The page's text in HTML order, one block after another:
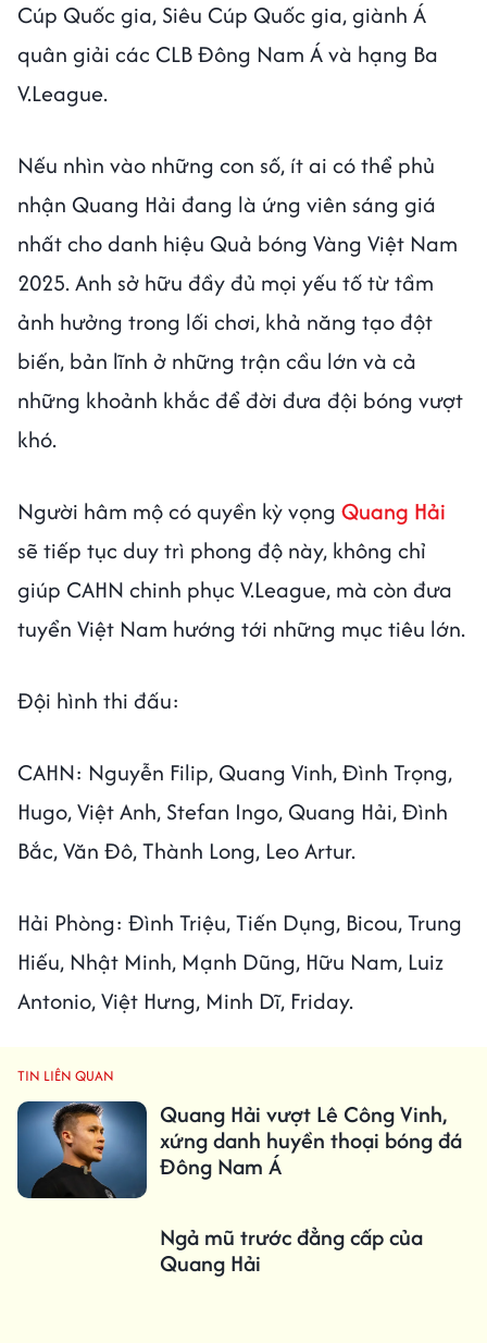
Cúp Quốc gia, Siêu Cúp Quốc gia, giành Á
quân giải các CLB Đông Nam Á và hạng Ba
V.League.
Nếu nhìn vào những con số, ít ai có thể phủ
nhận Quang Hải đang là ứng viên sáng giá
nhất cho danh hiệu Quả bóng Vàng Việt Nam
2025. Anh sở hữu đầy đủ mọi yếu tố từ tầm
ảnh hưởng trong lối chơi, khả năng tạo đột
biến, bản lĩnh ở những trận cầu lớn và cả
những khoảnh khắc để đời đưa đội bóng vượt
khó.
Người hâm mộ có quyền kỳ vọng Quang Hải
sẽ tiếp tục duy trì phong độ này, không chỉ
giúp CAHN chinh phục V.League, mà còn đưa
tuyển Việt Nam hướng tới những mục tiêu lớn.
Đội hình thi đấu:
CAHN: Nguyễn Filip, Quang Vinh, Đình Trọng,
Hugo, Việt Anh, Stefan Ingo, Quang Hải, Đình
Bắc, Văn Đô, Thành Long, Leo Artur.
Hải Phòng: Đình Triệu, Tiến Dụng, Bicou, Trung
Hiếu, Nhật Minh, Mạnh Dũng, Hữu Nam, Luiz
Antonio, Việt Hưng, Minh Dĩ, Friday.
TIN LIÊN QUAN
Quang Hải vượt Lê Công Vinh,
xứng danh huyền thoại bóng đá
Đông Nam Á
Ngả mũ trước đẳng cấp của
Quang Hải